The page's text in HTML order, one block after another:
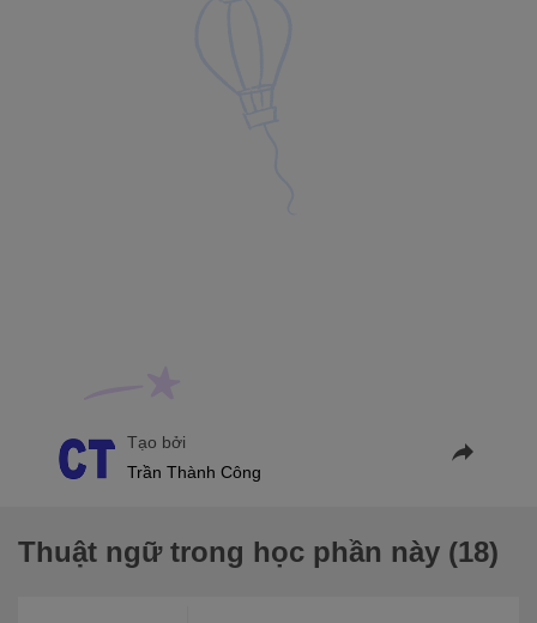
Tạo bởi
Trần Thành Công
Thuật ngữ trong học phần này (18)